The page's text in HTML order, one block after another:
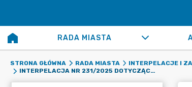
RADA MIASTA
STRONA GŁÓWNA RADA MIASTA INTERPELACJE I
INTERPELACJA NR 231/2025 DOTYCZĄCA UMIESZCZENIA TABLIC INFORMACYJNYCH W CIEKAWYCH MIEJSCACH RADZIONKOWA